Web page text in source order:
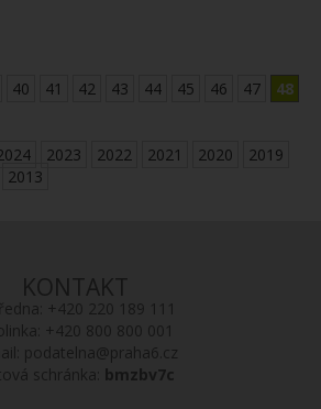
40 41 42 43 44 45 46 47
48
2023 2022 2021 2020
2019
2013
KONTAKT
+420 220 189 111
+420 800 800 001
podatelna@praha6.cz
schránka: bmzbv7c